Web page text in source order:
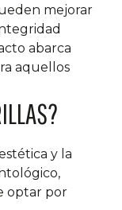
mejorar
abarca
aquellos
y la
optar por